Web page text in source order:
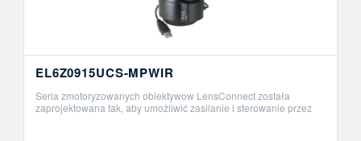
EL6Z0915UCS-MPWIR
Seria zmotoryzowanych obiektywow LensConnect została
zaprojektowana tak, aby umożliwić zasilanie i sterowanie przez